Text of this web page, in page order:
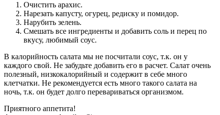
Очистить арахис.
Нарезать капусту, огурец, редиску и помидор.
Нарубить зелень.
Смешать все ингредиенты и добавить соль и перец по
вкусу, любимый соус.
В калорийность салата мы не посчитали соус, т.к. он у
каждого свой. Не забудьте добавить его в расчет. Салат очень
полезный, низкокалорийный и содержит в себе много
клетчатки. Не рекомендуется есть много такого салата на
ночь, т.к. он будет долго перевариваться организмом.
Приятного аппетита!